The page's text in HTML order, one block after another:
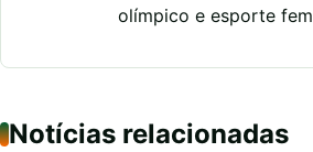
olímpico e esporte
Notícias relacionadas